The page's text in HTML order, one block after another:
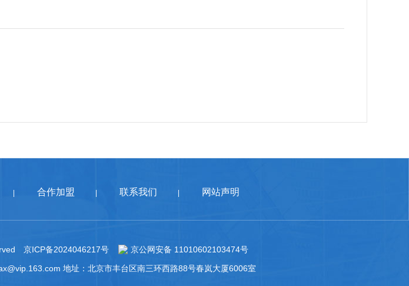
合作加盟 联系我们 网站声明
京ICP备2024046217号
京公网安备 11010602103474号
地址：北京市丰台区南三环西路88号春岚大厦6006室